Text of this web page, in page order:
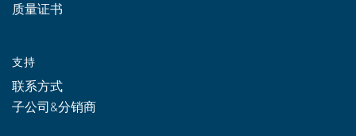
质量证书
支持
联系方式
子公司&分销商